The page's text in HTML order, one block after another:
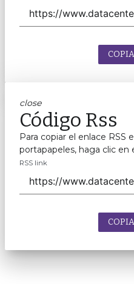
close
Código Rss
Para copiar el enlace RSS
portapapeles, haga clic en
RSS link